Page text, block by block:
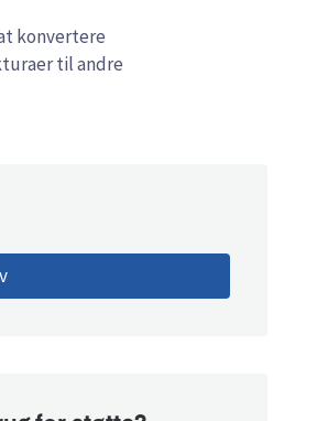
konvertere
til andre